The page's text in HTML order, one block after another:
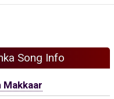
Song Info
Makkaar